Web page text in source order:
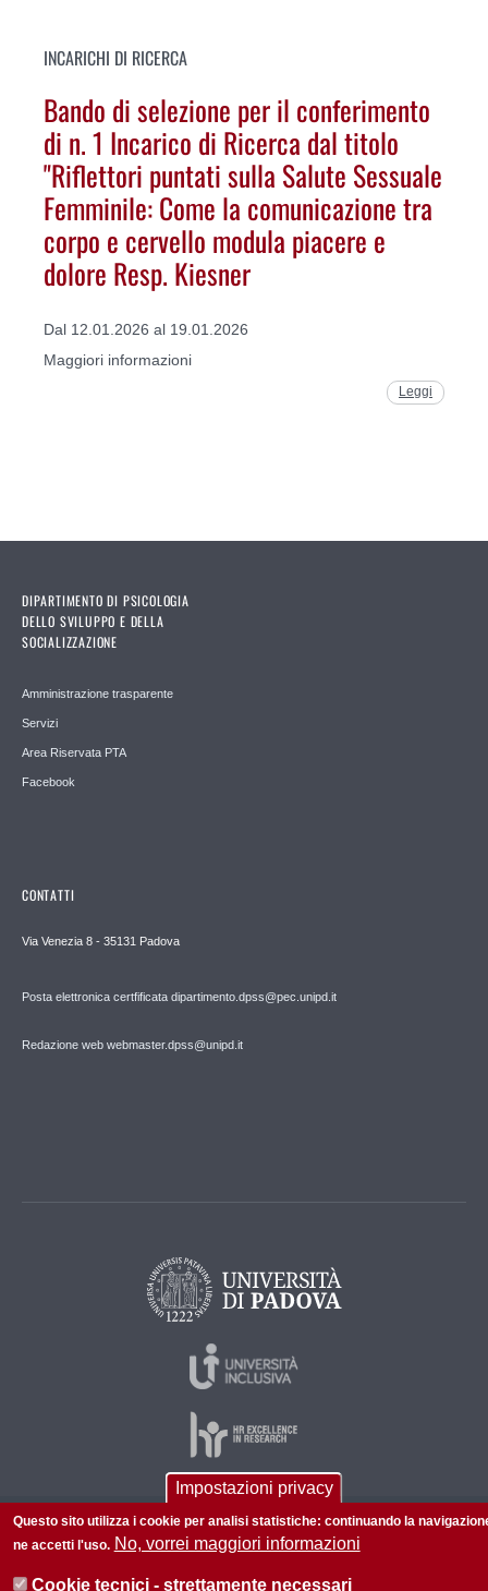
INCARICHI DI RICERCA
Bando di selezione per il conferimento
di n. 1 Incarico di Ricerca dal titolo
"Riflettori puntati sulla Salute Sessuale
Femminile: Come la comunicazione tra
corpo e cervello modula piacere e
dolore Resp. Kiesner
Dal 12.01.2026 al 19.01.2026
Maggiori informazioni
Leggi
DIPARTIMENTO DI PSICOLOGIA
DELLO SVILUPPO E DELLA
SOCIALIZZAZIONE
Amministrazione trasparente
Servizi
Area Riservata PTA
Facebook
CONTATTI
Via Venezia 8 - 35131 Padova
Posta elettronica certfificata dipartimento.dpss@pec.unipd.it
Redazione web webmaster.dpss@unipd.it
© 2026 Università di Padova - Tutti i diritti riservati
P.I. 00742430283 C.F. 80006480281
Impostazioni privacy
Questo sito utilizza i cookie per analisi statistiche: continuando la
ne accetti l'uso. No, vorrei maggiori informazioni
Cookie tecnici - strettamente necessari